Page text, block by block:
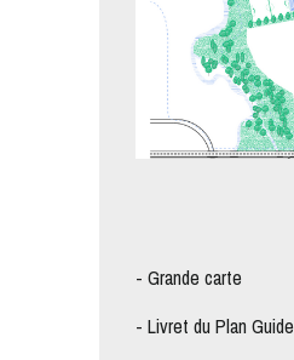
- Grande carte
- Livret du Plan Guide